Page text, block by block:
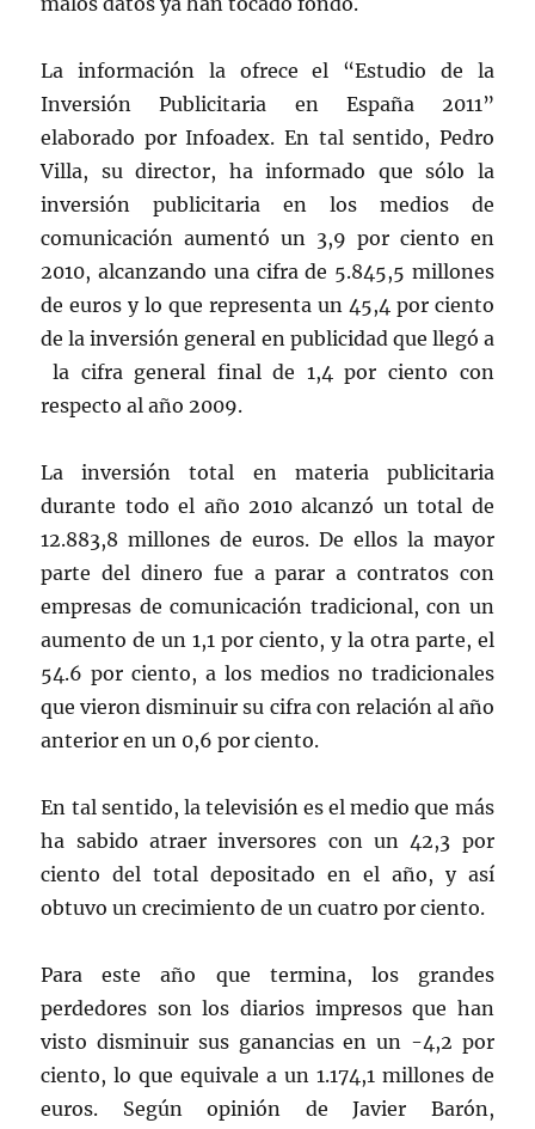
La información la ofrece el “Estudio de la
Inversión Publicitaria en España 2011”
elaborado por Infoadex. En tal sentido, Pedro
Villa, su director, ha informado que sólo la
inversión publicitaria en los medios de
comunicación aumentó un 3,9 por ciento en
2010, alcanzando una cifra de 5.845,5 millones
de euros y lo que representa un 45,4 por ciento
de la inversión general en publicidad que llegó a
la cifra general final de 1,4 por ciento con
respecto al año 2009.
La inversión total en materia publicitaria
durante todo el año 2010 alcanzó un total de
12.883,8 millones de euros. De ellos la mayor
parte del dinero fue a parar a contratos con
empresas de comunicación tradicional, con un
aumento de un 1,1 por ciento, y la otra parte, el
54.6 por ciento, a los medios no tradicionales
que vieron disminuir su cifra con relación al año
anterior en un 0,6 por ciento.
En tal sentido, la televisión es el medio que más
ha sabido atraer inversores con un 42,3 por
ciento del total depositado en el año, y así
obtuvo un crecimiento de un cuatro por ciento.
Para este año que termina, los grandes
perdedores son los diarios impresos que han
visto disminuir sus ganancias en un -4,2 por
ciento, lo que equivale a un 1.174,1 millones de
euros. Según opinión de Javier Barón,